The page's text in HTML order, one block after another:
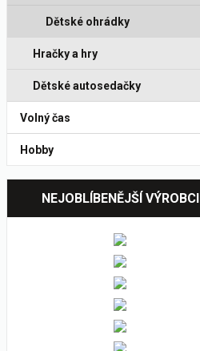
Dětské ohrádky
Hračky a hry
Dětské autosedačky
Volný čas
Hobby
NEJOBLÍBENĚJŠÍ VÝROBCI